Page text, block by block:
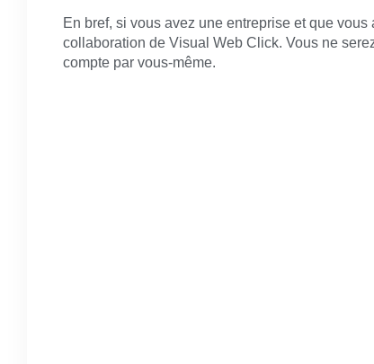
En bref, si vous avez une entreprise et que
collaboration de Visual Web Click. Vous ne
compte par vous-même.